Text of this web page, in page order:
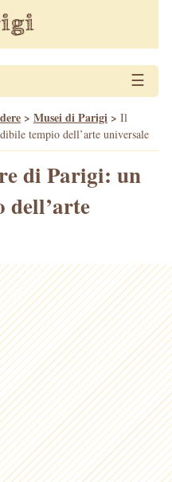
☰
> Musei di Parigi > Il
tempio dell’arte universale
di Parigi: un
dell’arte